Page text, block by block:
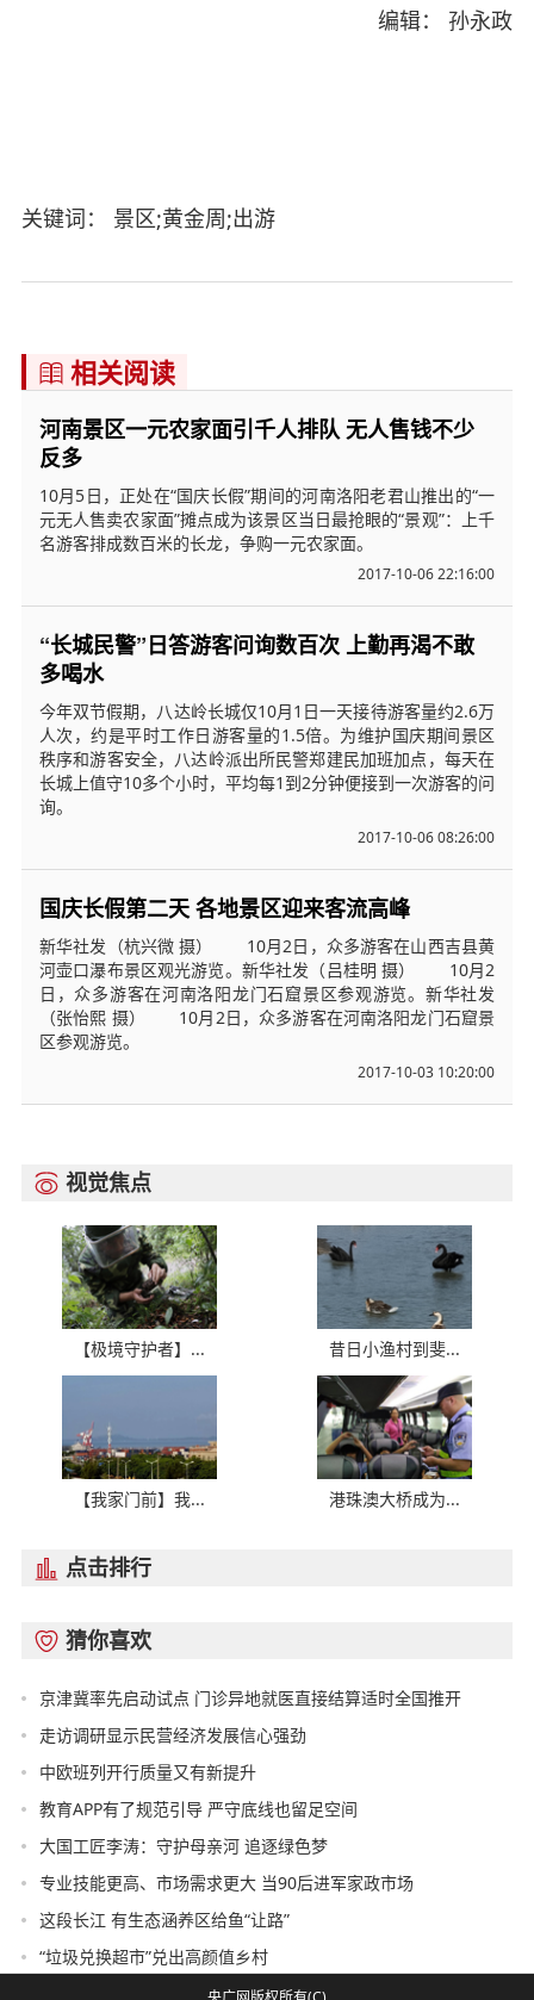
编辑： 孙永政
关键词： 景区;黄金周;出游
 相关阅读
河南景区一元农家面引千人排队 无人售钱不少
反多
10月5日，正处在“国庆长假”期间的河南洛阳老君山推出的“一
元无人售卖农家面”摊点成为该景区当日最抢眼的“景观”：上千
名游客排成数百米的长龙，争购一元农家面。
2017-10-06 22:16:00
“长城民警”日答游客问询数百次 上勤再渴不敢
多喝水
今年双节假期，八达岭长城仅10月1日一天接待游客量约2.6万
人次，约是平时工作日游客量的1.5倍。为维护国庆期间景区
秩序和游客安全，八达岭派出所民警郑建民加班加点，每天在
长城上值守10多个小时，平均每1到2分钟便接到一次游客的问
询。
2017-10-06 08:26:00
国庆长假第二天 各地景区迎来客流高峰
新华社发（杭兴微 摄） 10月2日，众多游客在山西吉县黄
河壶口瀑布景区观光游览。新华社发（吕桂明 摄） 10月2
日，众多游客在河南洛阳龙门石窟景区参观游览。新华社发
（张怡熙 摄） 10月2日，众多游客在河南洛阳龙门石窟景
区参观游览。
2017-10-03 10:20:00
 视觉焦点
【极境守护者】... 昔日小渔村到斐...
【我家门前】我... 港珠澳大桥成为...
 点击排行
 猜你喜欢
京津冀率先启动试点 门诊异地就医直接结算适时全国推开
走访调研显示民营经济发展信心强劲
中欧班列开行质量又有新提升
教育APP有了规范引导 严守底线也留足空间
大国工匠李涛：守护母亲河 追逐绿色梦
专业技能更高、市场需求更大 当90后进军家政市场
这段长江 有生态涵养区给鱼“让路”
“垃圾兑换超市”兑出高颜值乡村